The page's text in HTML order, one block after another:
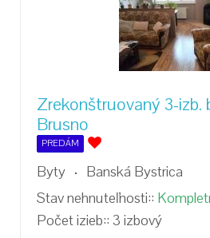
Zrekonštruovaný 3-izb.
Brusno
PREDÁM
Byty
Banská Bystrica
Stav nehnuteľnosti::
Počet izieb:: 3 izbový